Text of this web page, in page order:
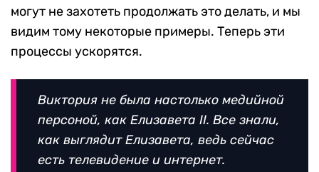
могут не захотеть продолжать это делать, и мы
видим тому некоторые примеры. Теперь эти
процессы ускорятся.
Виктория не была настолько медийной
персоной, как Елизавета II. Все знали,
как выглядит Елизавета, ведь сейчас
есть телевидение и интернет.